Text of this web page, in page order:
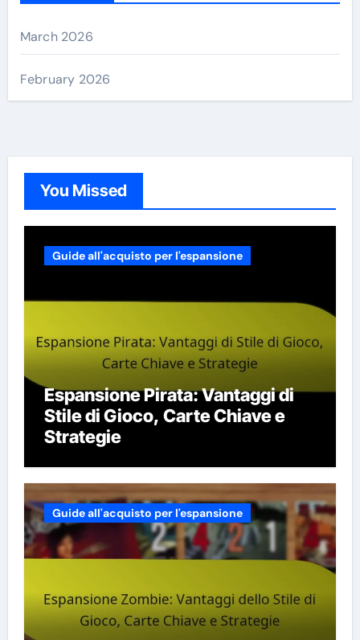
March 2026
February 2026
You Missed
Guide all'acquisto per l'espansione
Espansione Pirata: Vantaggi di
Stile di Gioco, Carte Chiave e
Strategie
Guide all'acquisto per l'espansione